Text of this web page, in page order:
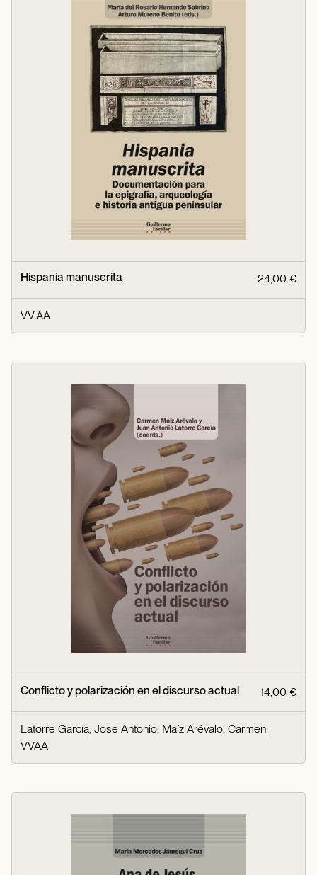
Hispania manuscrita 24,00 €
VV.AA
Conflicto y polarización en el discurso actual 14,00 €
Latorre García, Jose Antonio; Maíz Arévalo, Carmen;
VVAA